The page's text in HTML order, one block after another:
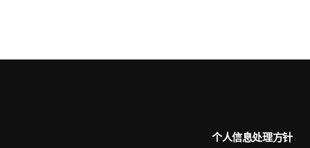
个人信息处理方针